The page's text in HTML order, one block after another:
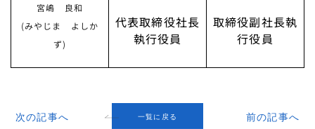
宮嶋 良和
(みやじま よしか
ず)
代表取締役社長
執行役員
取締役副社長執
行役員
次の記事へ 一覧に戻る 前の記事へ